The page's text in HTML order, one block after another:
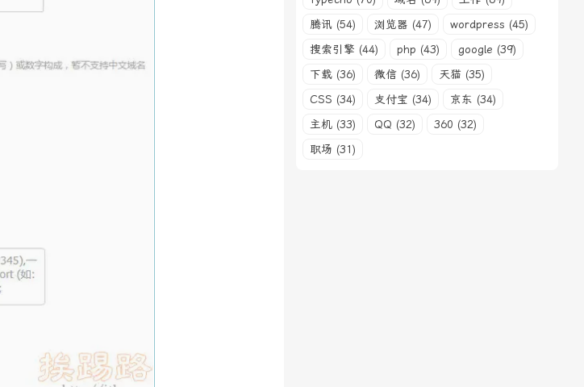
腾讯 (54)
浏览器 (47)
wordpress (45)
搜索引擎 (44)
php (43)
google (39)
下载 (36)
微信 (36)
天猫 (35)
CSS (34)
支付宝 (34)
京东 (34)
主机 (33)
QQ (32)
360 (32)
职场 (31)